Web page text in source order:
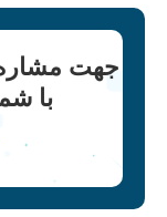
جهت مشاره
با